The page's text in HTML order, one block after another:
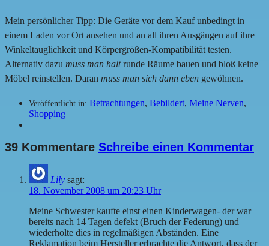
Mein persönlicher Tipp: Die Geräte vor dem Kauf unbedingt in
einem Laden vor Ort ansehen und an all ihren Ausgängen auf ihre
Winkeltauglichkeit und Körpergrößen-Kompatibilität testen.
Alternativ dazu muss man haltrunde Räume bauen und bloß keine
Möbel reinstellen. Daran muss man sich dann eben gewöhnen.
Veröffentlicht in: Betrachtungen, Bebildert, Meine Nerven,
Shopping
39 Kommentare Schreibe einen Kommentar
Lily sagt:
18. November 2008 um 20:23 Uhr
Meine Schwester kaufte einst einen Kinderwagen- der war
bereits nach 14 Tagen defekt (Bruch der Federung) und
wiederholte dies in regelmäßigen Abständen. Eine
Reklamation beim Hersteller erbrachte die Antwort, dass der